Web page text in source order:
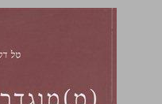
(מ)מוגדרות אומנות והגות פמינסטית ... 0